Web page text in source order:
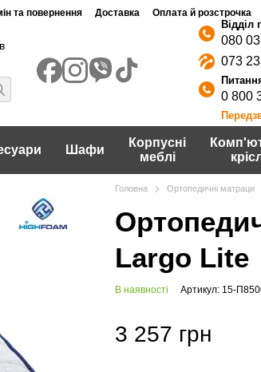
та повернення Доставка Оплата й розстрочка
080
073
0 800
Шафи
Корпусні
меблі
Головна Ортопедичні матраци
Largo Lite
В наявності Артикул: 15-
3 257 грн